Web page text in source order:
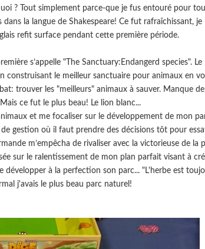
? Tout simplement parce-que je fus entouré pour
la langue de Shakespeare! Ce fut rafraîchissant, je
refit surface pendant cette première période.
s’appelle "The Sanctuary:Endangerd species".
construisant le meilleur sanctuaire pour animaux en
trouver les "meilleurs" animaux à sauver. Manque
ce fut le plus beau! Le lion blanc...
et me focaliser sur le développement de mon
gestion où il faut prendre des décisions tôt pour
m’empêcha de rivaliser avec la victorieuse de la
sur le ralentissement de mon plan parfait visant à
développer à la perfection son parc... "L'herbe est
j'avais le plus beau parc naturel!